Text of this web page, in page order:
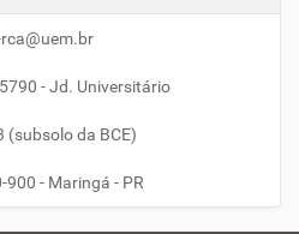
- Jd. Universitário
(subsolo da BCE)
900 - Maringá - PR